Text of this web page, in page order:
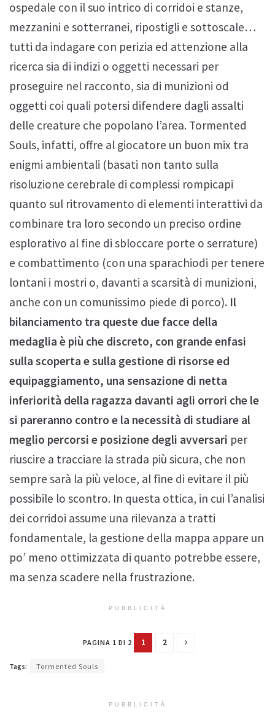
ospedale con il suo intrico di corridoi e stanze,
mezzanini e sotterranei, ripostigli e sottoscale…
tutti da indagare con perizia ed attenzione alla
ricerca sia di indizi o oggetti necessari per
proseguire nel racconto, sia di munizioni od
oggetti coi quali potersi difendere dagli assalti
delle creature che popolano l’area. Tormented
Souls, infatti, offre al giocatore un buon mix tra
enigmi ambientali (basati non tanto sulla
risoluzione cerebrale di complessi rompicapi
quanto sul ritrovamento di elementi interattivi da
combinare tra loro secondo un preciso ordine
esplorativo al fine di sbloccare porte o serrature)
e combattimento (con una sparachiodi per tenere
lontani i mostri o, davanti a scarsità di munizioni,
anche con un comunissimo piede di porco). Il
bilanciamento tra queste due facce della
medaglia è più che discreto, con grande enfasi
sulla scoperta e sulla gestione di risorse ed
equipaggiamento, una sensazione di netta
inferiorità della ragazza davanti agli orrori che le
si pareranno contro e la necessità di studiare al
meglio percorsi e posizione degli avversari per
riuscire a tracciare la strada più sicura, che non
sempre sarà la più veloce, al fine di evitare il più
possibile lo scontro. In questa ottica, in cui l’analisi
dei corridoi assume una rilevanza a tratti
fondamentale, la gestione della mappa appare un
po’ meno ottimizzata di quanto potrebbe essere,
ma senza scadere nella frustrazione.
PUBBLICITÀ
PAGINA 1 DI 2 1 2
Tags: Tormented Souls
PUBBLICITÀ